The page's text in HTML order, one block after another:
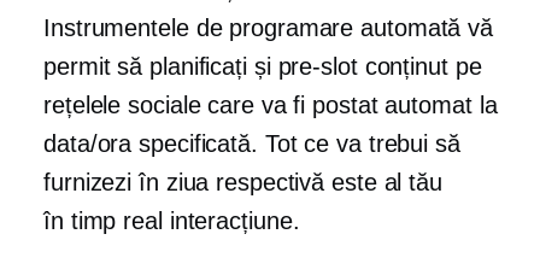
Instrumentele de programare automată vă
permit să planificați și pre-slotconținut pe
rețelele sociale care va fi postat automat la
data/ora specificată. Tot ce va trebui să
furnizezi în ziua respectivă este al tău
în timp real interacțiune.